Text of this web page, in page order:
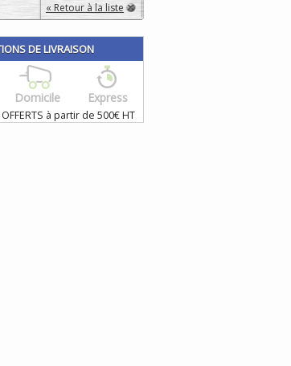
« Retour à la liste
DE LIVRAISON
Domicile Express
à partir de 500€ HT